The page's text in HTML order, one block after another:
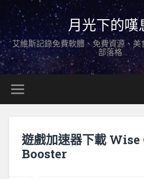
月光下的
艾維斯記錄免費軟體、免費資源、
部落格…
遊戲加速器下載 Wise
Booster